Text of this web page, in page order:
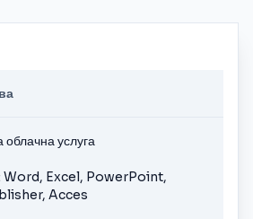
услуга
Word, Excel, PowerPoint,
Acces